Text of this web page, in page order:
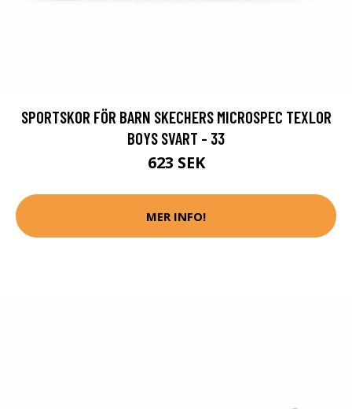
SPORTSKOR FÖR BARN SKECHERS MICROSPEC TEXLOR
BOYS SVART - 33
623 SEK
MER INFO!